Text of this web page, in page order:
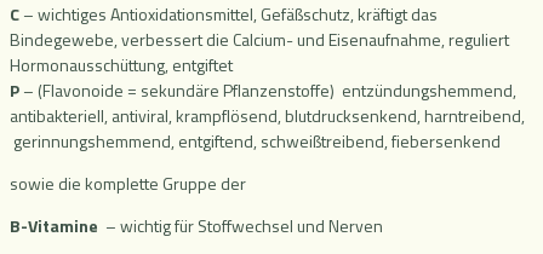
C– wichtiges Antioxidationsmittel, Gefäßschutz, kräftigt das
Bindegewebe, verbessert die Calcium- und Eisenaufnahme, reguliert
Hormonausschüttung, entgiftet
P– (Flavonoide = sekundäre Pflanzenstoffe) entzündungshemmend,
antibakteriell, antiviral, krampflösend, blutdrucksenkend, harntreibend,
gerinnungshemmend, entgiftend, schweißtreibend, fiebersenkend
sowie die komplette Gruppe der
B-Vitamine – wichtig für Stoffwechsel und Nerven